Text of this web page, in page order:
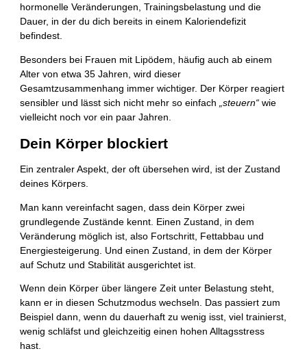
hormonelle Veränderungen, Trainingsbelastung und die
Dauer, in der du dich bereits in einem Kaloriendefizit
befindest.
Besonders bei Frauen mit Lipödem, häufig auch ab einem
Alter von etwa 35 Jahren, wird dieser
Gesamtzusammenhang immer wichtiger. Der Körper reagiert
sensibler und lässt sich nicht mehr so einfach„steuern“ wie
vielleicht noch vor ein paar Jahren.
Dein Körper blockiert
Ein zentraler Aspekt, der oft übersehen wird, ist der Zustand
deines Körpers.
Man kann vereinfacht sagen, dass dein Körper zwei
grundlegende Zustände kennt. Einen Zustand, in dem
Veränderung möglich ist, also Fortschritt, Fettabbau und
Energiesteigerung. Und einen Zustand, in dem der Körper
auf Schutz und Stabilität ausgerichtet ist.
Wenn dein Körper über längere Zeit unter Belastung steht,
kann er in diesen Schutzmodus wechseln. Das passiert zum
Beispiel dann, wenn du dauerhaft zu wenig isst, viel trainierst,
wenig schläfst und gleichzeitig einen hohen Alltagsstress
hast.